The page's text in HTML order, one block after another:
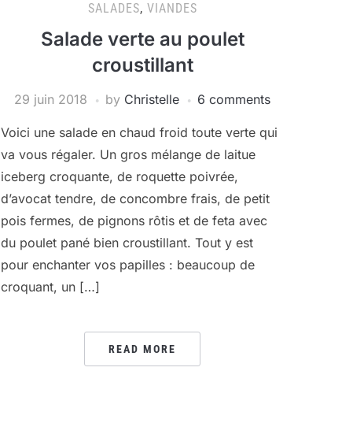
SALADES, VIANDES
Salade verte au poulet
croustillant
29 juin 2018 by Christelle 6 comments
Voici une salade en chaud froid toute verte qui
va vous régaler. Un gros mélange de laitue
iceberg croquante, de roquette poivrée,
d’avocat tendre, de concombre frais, de petit
pois fermes, de pignons rôtis et de feta avec
du poulet pané bien croustillant. Tout y est
pour enchanter vos papilles : beaucoup de
croquant, un […]
READ MORE